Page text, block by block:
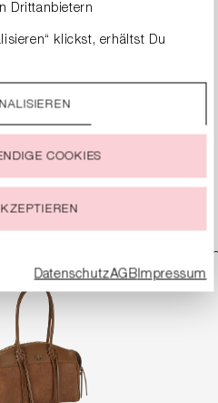
249,99 €
DETAILS
Drittanbietern
klickst, erhältst Du
„Alle akzeptieren“
aller Cookies zu, die unter
oder widerrufen.
COOKIES
DatenschutzAGBImpressum